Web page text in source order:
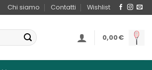
Chi siamo Contatti Wishlist
0,00€